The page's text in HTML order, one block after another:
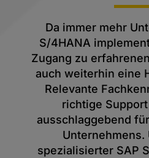
Da immer mehr
S/4HANA
Zugang zu
auch weiterhin eine
Relevante
richtige
ausschlaggebend
Unternehmens.
spezialisierter SAP